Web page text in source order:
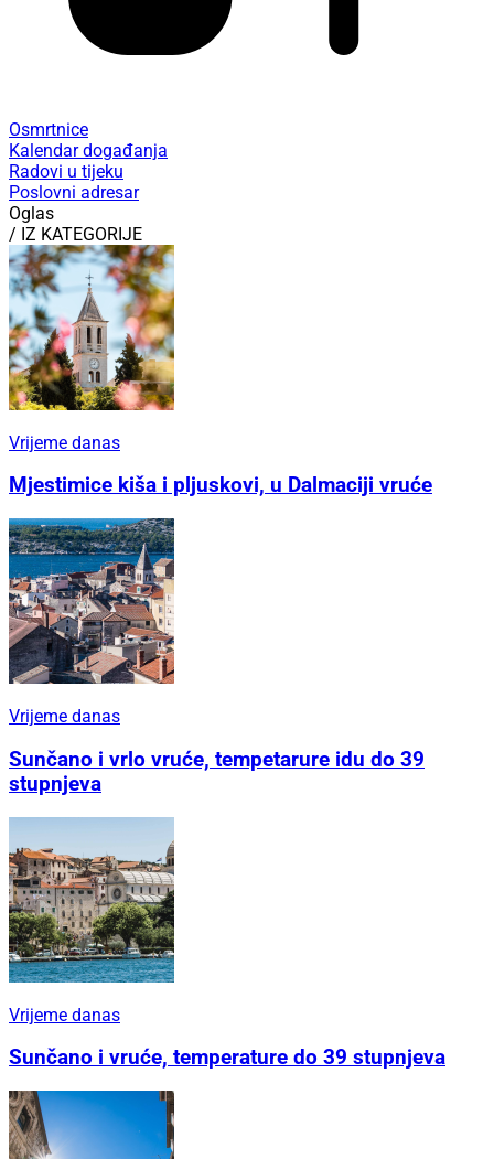
Osmrtnice
Kalendar događanja
Radovi u tijeku
Poslovni adresar
Oglas
/ IZ KATEGORIJE
Vrijeme danas
Mjestimice kiša i pljuskovi, u Dalmaciji vruće
Vrijeme danas
Sunčano i vrlo vruće, tempetarure idu do 39
stupnjeva
Vrijeme danas
Sunčano i vruće, temperature do 39 stupnjeva